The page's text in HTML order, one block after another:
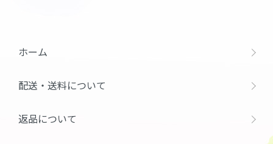
ホーム
配送・送料について
返品について